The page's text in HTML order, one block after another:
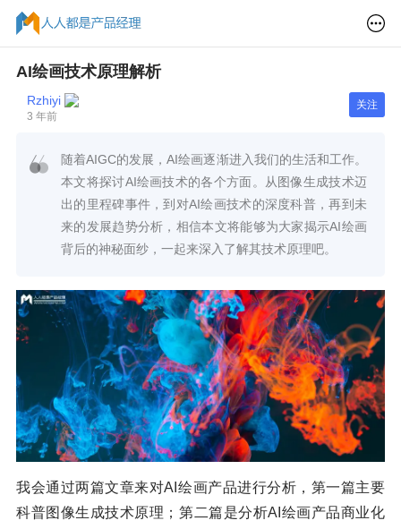
AI绘画技术原理解析
Rzhiyi
3 年前
关注
随着AIGC的发展，AI绘画逐渐进入我们的生活和工作。
本文将探讨AI绘画技术的各个方面。从图像生成技术迈
出的里程碑事件，到对AI绘画技术的深度科普，再到未
来的发展趋势分析，相信本文将能够为大家揭示AI绘画
背后的神秘面纱，一起来深入了解其技术原理吧。
我会通过两篇文章来对AI绘画产品进行分析，第一篇主要
科普图像生成技术原理；第二篇是分析AI绘画产品商业化